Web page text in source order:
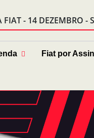
FIAT - 14 DEZEMBRO -
Fiat por